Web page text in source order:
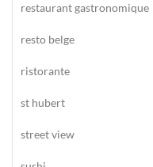
restaurant gastronomique
resto belge
ristorante
st hubert
street view